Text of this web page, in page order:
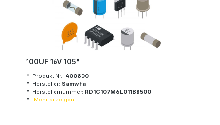
100UF 16V 105°
Produkt Nr.: 400800
Hersteller: Samwha
Herstellernummer: RD1C107M6L011BB500
Mehr anzeigen